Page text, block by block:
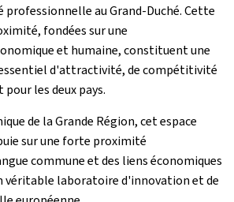
au Grand-Duché. Cette
fondées sur une
et humaine, constituent une
d'attractivité, de compétitivité
les deux pays.
de la Grande Région, cet espace
sur une forte proximité
commune et des liens économiques
véritable laboratoire d'innovation et de